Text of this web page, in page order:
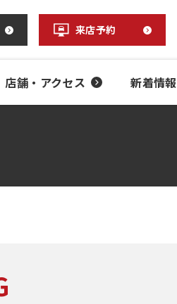
来店予約
店舗・アクセス 新着情報